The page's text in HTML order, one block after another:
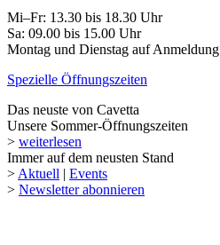
Mi–Fr: 13.30 bis 18.30 Uhr
Sa: 09.00 bis 15.00 Uhr
Montag und Dienstag auf Anmeldung
Spezielle Öffnungszeiten
Das neuste von Cavetta
Unsere Sommer-Öffnungszeiten
> weiterlesen
Immer auf dem neusten Stand
> Aktuell | Events
> Newsletter abonnieren